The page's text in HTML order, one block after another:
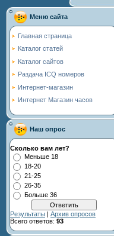
Меню сайта
Главная страница
Каталог статей
Каталог сайтов
Раздача ICQ номеров
Интернет-магазин
Интернет Магазин часов
Наш опрос
Сколько вам лет?
Меньше 18
18-20
21-25
26-35
Больше 36
Результаты | Архив опросов
Всего ответов: 93